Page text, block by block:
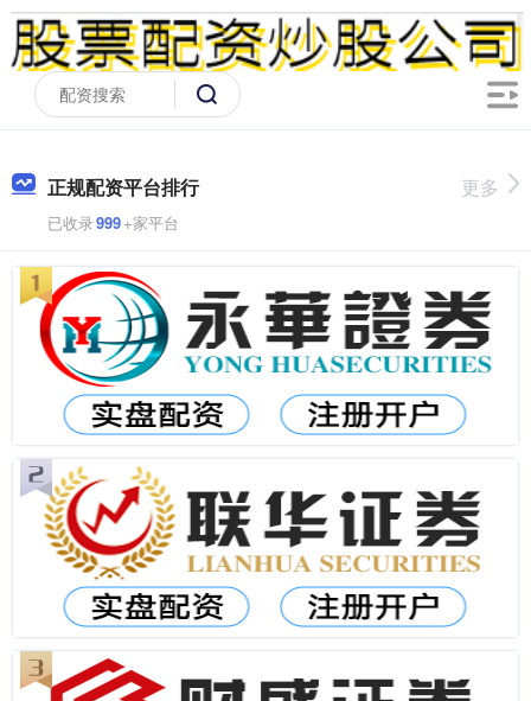
正规配资平台排行
已收录999+家平台
更多